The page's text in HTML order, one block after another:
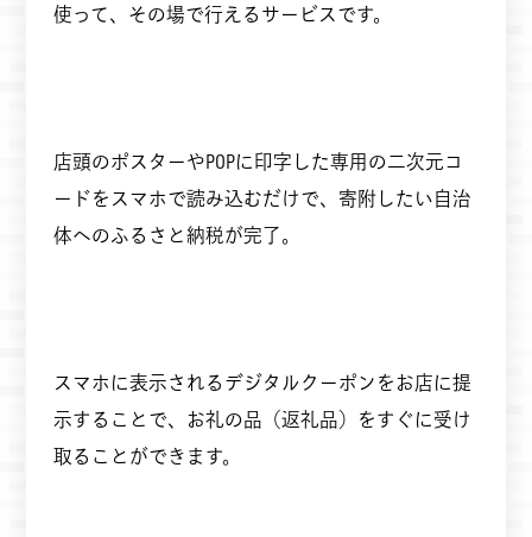
使って、その場で行えるサービスです。
店頭のポスターやPOPに印字した専用の二次元コ
ードをスマホで読み込むだけで、寄附したい自治
体へのふるさと納税が完了。
スマホに表示されるデジタルクーポンをお店に提
示することで、お礼の品（返礼品）をすぐに受け
取ることができます。